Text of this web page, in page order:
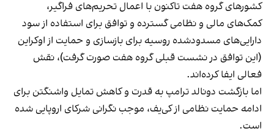
کشورهای گروه هفت تاکنون با اعمال تحریم‌های فراگیر،
کمک‌های مالی و نظامی گسترده و توافق برای استفاده از سود
دارایی‌های مسدودشده روسیه برای بازسازی و حمایت از اوکراین
(این توافق در نشست قبلی گروه هفت صورت گرفت)، نقش
فعالی ایفا کرده‌اند.
اما بازگشت دونالد ترامپ به قدرت و کاهش تمایل واشنگتن برای
ادامه حمایت نظامی از کی‌یف، موجب نگرانی شرکای اروپایی شده
است.